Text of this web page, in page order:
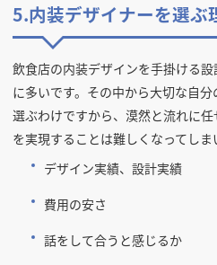
5.内装デザイナーを選ぶ
飲食店の内装デザインを手掛ける
に多いです。その中から大切な自
選ぶわけですから、漠然と流れに
を実現することは難しくなってしま
デザイン実績、設計実績
費用の安さ
話をして合うと感じるか